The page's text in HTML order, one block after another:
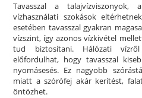
Tavasszal a
vízhasználati szokások
esetében tavasszal gyakran
vízszint, így azonos vízkivétel
tud biztosítani. Hálózati
előfordulhat, hogy tavasszal
nyomásesés. Ez nagyobb
miatt a szórófej akár kerítést,
öntözhet.